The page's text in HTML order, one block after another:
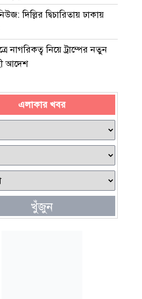
দিল্লির দ্বিচারিতায় ঢাকায়
নাগরিকত্ব নিয়ে ট্রাম্পের নতুন
আদেশ
এলাকার খবর
খুঁজুন